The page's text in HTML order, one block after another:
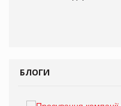
БЛОГИ